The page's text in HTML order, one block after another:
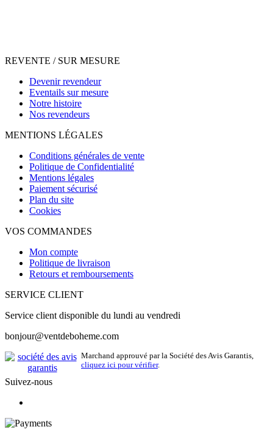
REVENTE / SUR MESURE
Devenir revendeur
Eventails sur mesure
Notre histoire
Nos revendeurs
MENTIONS LÉGALES
Conditions générales de vente
Politique de Confidentialité
Mentions légales
Paiement sécurisé
Plan du site
Cookies
VOS COMMANDES
Mon compte
Politique de livraison
Retours et remboursements
SERVICE CLIENT
Service client disponible du lundi au vendredi
bonjour@ventdeboheme.com
Marchand approuvé par la Société des Avis Garantis,
cliquez ici pour vérifier.
Suivez-nous